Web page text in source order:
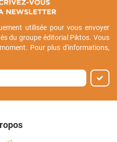
utilisée pour vous envoyer
du groupe éditorial Piktos. Vous
Pour plus d'informations,